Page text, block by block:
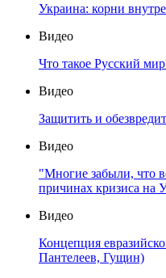
Украина: корни
Видео
Что такое Русский
Видео
Защитить и
Видео
"Многие забыли, что
причинах кризиса на
Видео
Концепция
Пантелеев, Гущин)